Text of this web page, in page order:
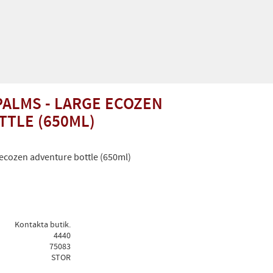
- LARGE ECOZEN
(650ML)
adventure bottle (650ml)
Kontakta butik.
4440
75083
STOR